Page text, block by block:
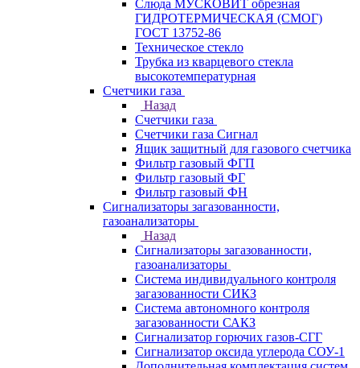
Слюда МУСКОВИТ обрезная
ГИДРОТЕРМИЧЕСКАЯ (СМОГ)
ГОСТ 13752-86
Техническое стекло
Трубка из кварцевого стекла
высокотемпературная
Счетчики газа
Назад
Счетчики газа
Счетчики газа Сигнал
Ящик защитный для газового счетчика
Фильтр газовый ФГП
Фильтр газовый ФГ
Фильтр газовый ФН
Сигнализаторы загазованности,
газоанализаторы
Назад
Сигнализаторы загазованности,
газоанализаторы
Система индивидуального контроля
загазованности СИКЗ
Система автономного контроля
загазованности САКЗ
Сигнализатор горючих газов-СГГ
Сигнализатор оксида углерода СОУ-1